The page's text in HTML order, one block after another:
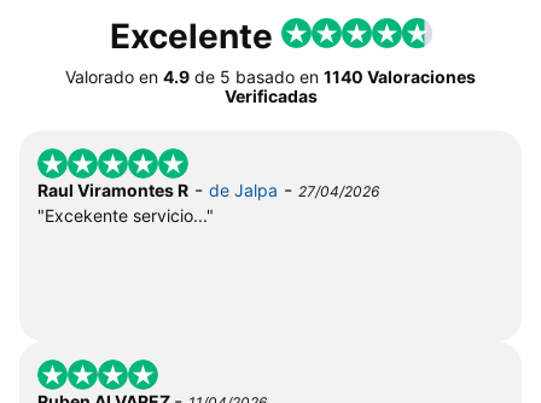
Excelente
Valorado en 4.9 de 5 basado en 1140 Valoraciones
Verificadas
Raul Viramontes R - de Jalpa - 27/04/2026
"Excekente servicio..."